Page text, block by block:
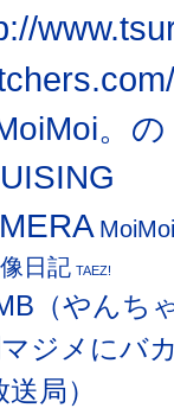
。の
日記 TAEZ!
（やんち
ジメにバ
局）